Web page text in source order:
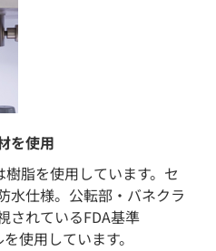
を使用
脂を使用しています。セ
水仕様。公転部・バネクラ
されているFDA基準
使用しています。